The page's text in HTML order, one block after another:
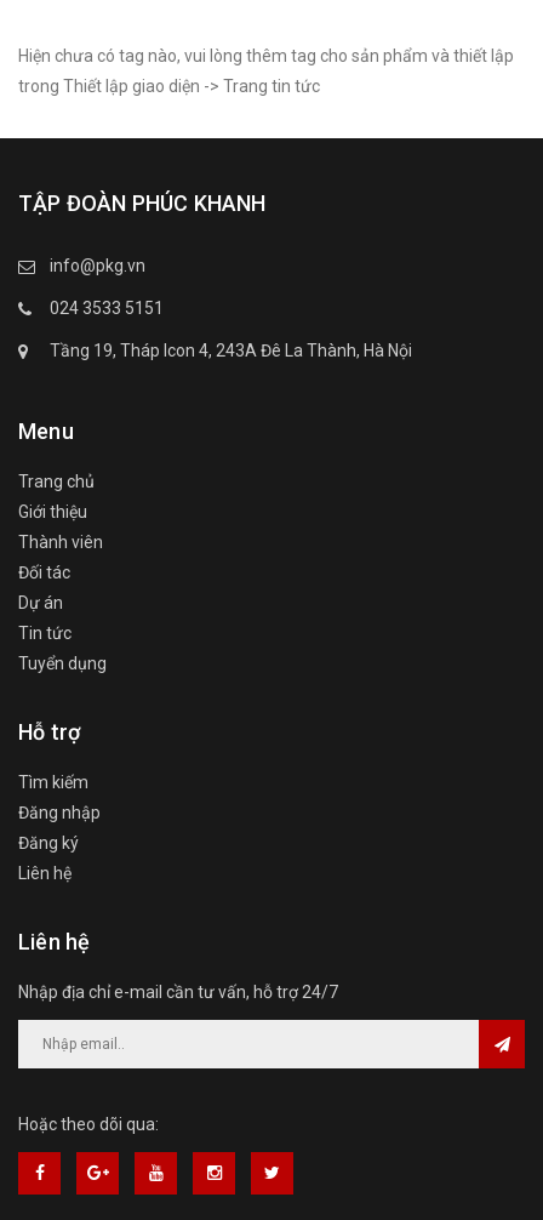
Hiện chưa có tag nào, vui lòng thêm tag cho sản phẩm và thiết lập
trong Thiết lập giao diện -> Trang tin tức
TẬP ĐOÀN PHÚC KHANH
info@pkg.vn
024 3533 5151
Tầng 19, Tháp Icon 4, 243A Đê La Thành, Hà Nội
Menu
Trang chủ
Giới thiệu
Thành viên
Đối tác
Dự án
Tin tức
Tuyển dụng
Hỗ trợ
Tìm kiếm
Đăng nhập
Đăng ký
Liên hệ
Liên hệ
Nhập địa chỉ e-mail cần tư vấn, hỗ trợ 24/7
Hoặc theo dõi qua: